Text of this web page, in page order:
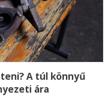
A túl könnyű
ára